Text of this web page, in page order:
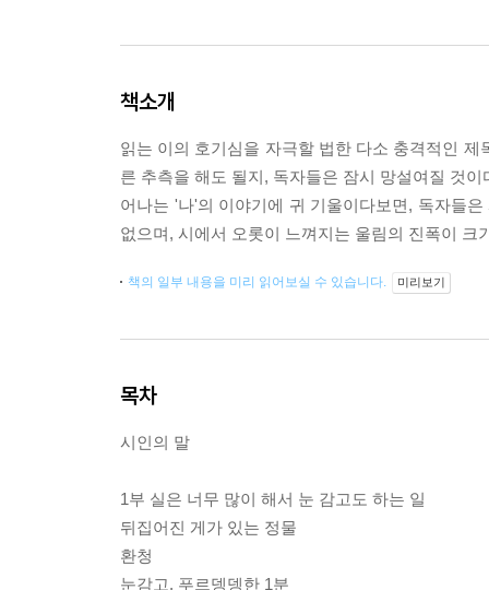
책소개
읽는 이의 호기심을 자극할 법한 다소 충격적인
른 추측을 해도 될지, 독자들은 잠시 망설여질 것
어나는 '나'의 이야기에 귀 기울이다보면, 독자들
없으며, 시에서 오롯이 느껴지는 울림의 진폭이
책의 일부 내용을 미리 읽어보실 수 있습니다. 미리보기
목차
시인의 말
1부 실은 너무 많이 해서 눈 감고도 하는 일
뒤집어진 게가 있는 정물
환청
눈감고, 푸르뎅뎅한 1분